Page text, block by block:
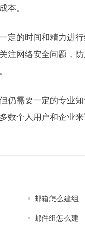
本。
定的时间和精力进
注网络安全问题，
仍需要一定的专业
数个人用户和企业
邮箱怎么建组
邮件组怎么建